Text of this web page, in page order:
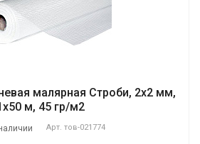
малярная Строби, 2х2 мм,
м, 45 гр/м2
Арт. тов-021774